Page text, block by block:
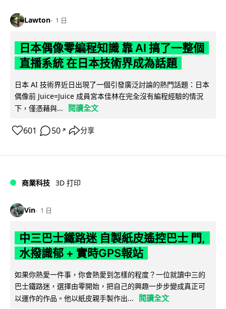
Lawton 1 日
日本偶像零編程知識 靠 AI 搞了一整個
直播系統 在日本技術界成為話題
日本 AI 技術界近日出現了一個引發廣泛討論的熱門話題：日本
偶像前 Juice=Juice 成員宮本佳林在完全沒有編程經驗的情況
下，僅憑藉與...
閱讀全文
601 50 ↗ 分享
商業科技 3D 打印
Vin 1 日
中三巴士鐵路迷 自製紙皮遙控巴士 門,
水撥識郁 + 實時GPS報站
如果你熱愛一件事，你會熱愛到怎樣的程度？一位就讀中三的
巴士鐵路迷，選擇由零開始，把自己的興趣一步步變成真正可
以運作的作品。他以紙皮親手製作出...
閱讀全文